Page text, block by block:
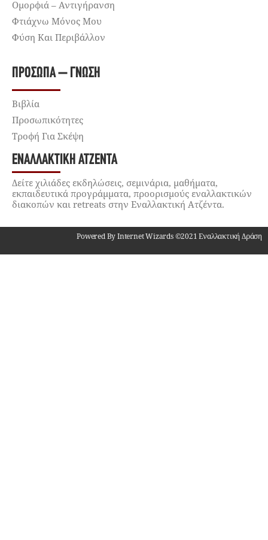
Ομορφιά – Αντιγήρανση
Φτιάχνω Μόνος Μου
Φύση Και Περιβάλλον
ΠΡΌΣΩΠΑ – ΓΝΏΣΗ
Βιβλία
Προσωπικότητες
Τροφή Για Σκέψη
ΕΝΑΛΛΑΚΤΙΚΉ ΑΤΖΈΝΤΑ
Δείτε χιλιάδες εκδηλώσεις, σεμινάρια, μαθήματα,
εκπαιδευτικά προγράμματα, προορισμούς εναλλακτικών
διακοπών και retreats στην Εναλλακτική Ατζέντα.
Powered By Internet Wizards ©2021 Εναλλακτική Δράση